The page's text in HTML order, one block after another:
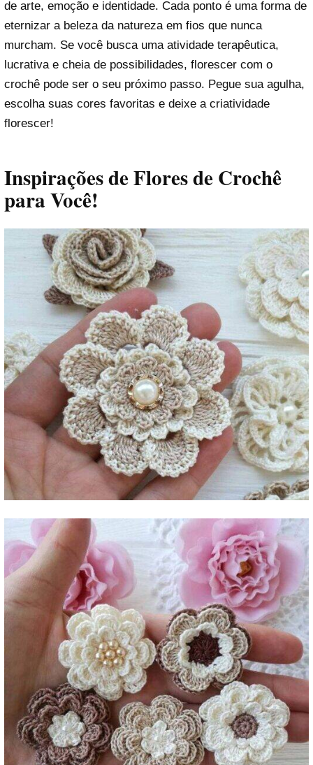
de arte, emoção e identidade. Cada ponto é uma forma de
eternizar a beleza da natureza em fios que nunca
murcham. Se você busca uma atividade terapêutica,
lucrativa e cheia de possibilidades, florescer com o
crochê pode ser o seu próximo passo. Pegue sua agulha,
escolha suas cores favoritas e deixe a criatividade
florescer!
Inspirações de Flores de Crochê
para Você!